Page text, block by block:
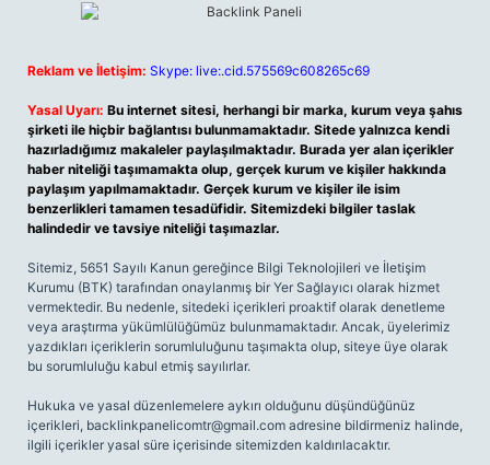
Reklam ve İletişim: Skype: live:.cid.575569c608265c69
Yasal Uyarı: Bu internet sitesi, herhangi bir marka, kurum veya şahıs
şirketi ile hiçbir bağlantısı bulunmamaktadır. Sitede yalnızca kendi
hazırladığımız makaleler paylaşılmaktadır. Burada yer alan içerikler
haber niteliği taşımamakta olup, gerçek kurum ve kişiler hakkında
paylaşım yapılmamaktadır. Gerçek kurum ve kişiler ile isim
benzerlikleri tamamen tesadüfidir. Sitemizdeki bilgiler taslak
halindedir ve tavsiye niteliği taşımazlar.
Sitemiz, 5651 Sayılı Kanun gereğince Bilgi Teknolojileri ve İletişim
Kurumu (BTK) tarafından onaylanmış bir Yer Sağlayıcı olarak hizmet
vermektedir. Bu nedenle, sitedeki içerikleri proaktif olarak denetleme
veya araştırma yükümlülüğümüz bulunmamaktadır. Ancak, üyelerimiz
yazdıkları içeriklerin sorumluluğunu taşımakta olup, siteye üye olarak
bu sorumluluğu kabul etmiş sayılırlar.
Hukuka ve yasal düzenlemelere aykırı olduğunu düşündüğünüz
içerikleri, backlinkpanelicomtr@gmail.com adresine bildirmeniz halinde,
ilgili içerikler yasal süre içerisinde sitemizden kaldırılacaktır.